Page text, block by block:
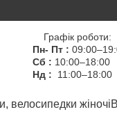
Графік роботи:
Пн- Пт :
Сб : 10:00–18:00
Нд :
11:00–18:00
велосипедки жіночі